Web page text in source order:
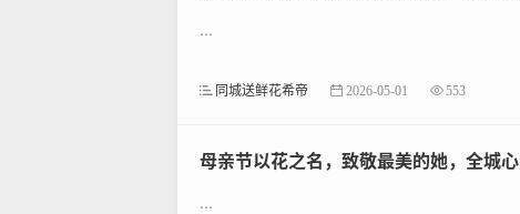
花材选择 ：跨省运输优先选耐运输花种
应急方案：加购"保水棉+营养液"套餐，
...
同城送鲜花希帝 2026-05-01 553
母亲节以花之名，致敬最美的她，全城
...